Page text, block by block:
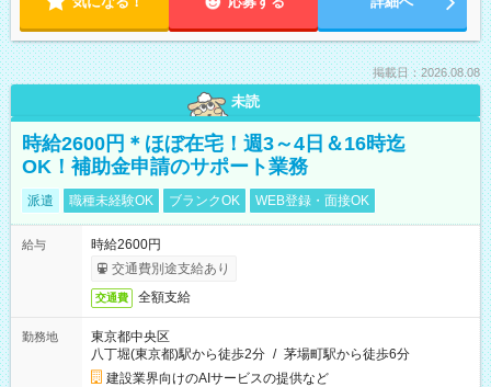
掲載日：2026.08.08
未読
時給2600円＊ほぼ在宅！週3～4日＆16時迄
OK！補助金申請のサポート業務
派遣 職種未経験OK ブランクOK WEB登録・面接OK
給与
時給2600円
交通費別途支給あり
交通費 全額支給
勤務地
東京都中央区
八丁堀(東京都)駅から徒歩2分 / 茅場町駅から徒歩6分
建設業界向けのAIサービスの提供など